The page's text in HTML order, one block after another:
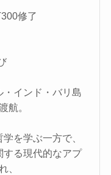
修了
・インド・バリ島
航。
を学ぶ一方で、
する現代的なアプ
、